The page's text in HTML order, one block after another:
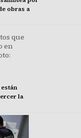
obras a
la